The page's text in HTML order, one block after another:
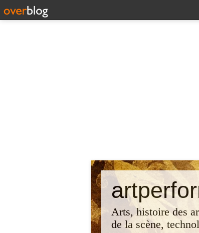
Arts, histoire des
de la scène,